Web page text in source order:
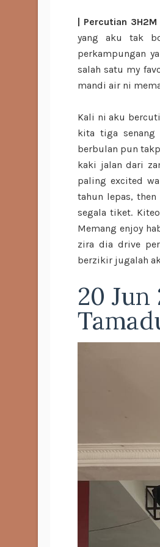
| Percutian
yang aku tak
perkampungan
salah satu my
mandi air ni
Kali ni aku
kita tiga senang
berbulan pun
kaki jalan dari
paling excited
tahun lepas,
segala tiket.
Memang enjoy
zira dia drive
berzikir jugalah
20